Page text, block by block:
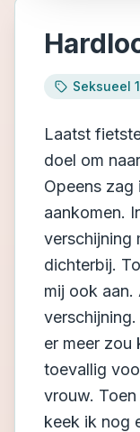
Seksueel
Laatst
doel om
Opeens zag
aankomen.
verschijning
dichterbij.
mij ook aan.
er meer zou
toevallig
vrouw.
keek ik nog